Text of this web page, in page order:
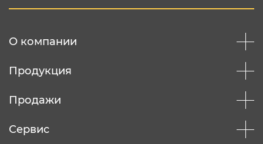
О компании
Продукция
Продажи
Сервис